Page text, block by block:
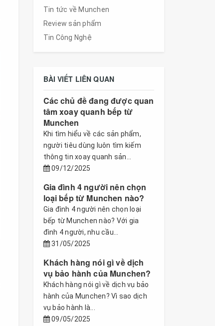
Tin tức về Munchen
Review sản phẩm
Tin Công Nghệ
BÀI VIẾT LIÊN QUAN
Các chủ đề đang được quan
tâm xoay quanh bếp từ
Munchen
Khi tìm hiểu về các sản phẩm,
người tiêu dùng luôn tìm kiếm
thông tin xoay quanh sản...
09/12/2025
Gia đình 4 người nên chọn
loại bếp từ Munchen nào?
Gia đình 4 người nên chọn loại
bếp từ Munchen nào? Với gia
đình 4 người, nhu cầu...
31/05/2025
Khách hàng nói gì về dịch
vụ bảo hành của Munchen?
Khách hàng nói gì về dịch vụ bảo
hành của Munchen? Vì sao dịch
vụ bảo hành là...
09/05/2025